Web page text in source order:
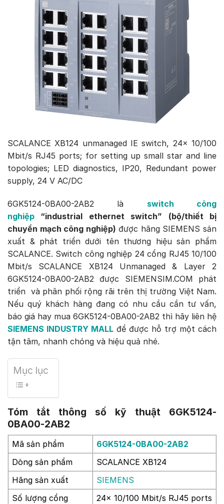
SCALANCE XB124 unmanaged IE switch, 24x 10/100
Mbit/s RJ45 ports; for setting up small star and line
topologies; LED diagnostics, IP20, Redundant power
supply, 24 V AC/DC
6GK5124-0BA00-2AB2 là switch công
nghiệp “industrial ethernet switch” (bộ/thiết bị
chuyển mạch công nghiệp) được hãng SIEMENS sản
xuất & phát triển dưới tên thương hiệu sản phẩm
SCALANCE. Switch công nghiệp 24 cổng RJ45 10/100
Mbit/s SCALANCE XB124 Unmanaged & Layer 2
6GK5124-0BA00-2AB2 được SIEMENSIM.COM phát
triển và phân phối rộng rãi trên thị trường Việt Nam.
Nếu quý khách hàng đang có nhu cầu cần tư vấn,
báo giá hay mua 6GK5124-0BA00-2AB2 thì hãy liên hệ
SIEMENS INDUSTRY MALL để được hỗ trợ một cách
tận tâm, nhanh chóng và hiệu quả nhé.
Mục lục
Tóm tắt thông số kỹ thuật 6GK5124-
0BA00-2AB2
Mã sản phẩm
6GK5124-0BA00-2AB2
Dòng sản phẩm
SCALANCE XB124
Hãng sản xuất
SIEMENS
Số lượng cổng
24x 10/100 Mbit/s RJ45 ports